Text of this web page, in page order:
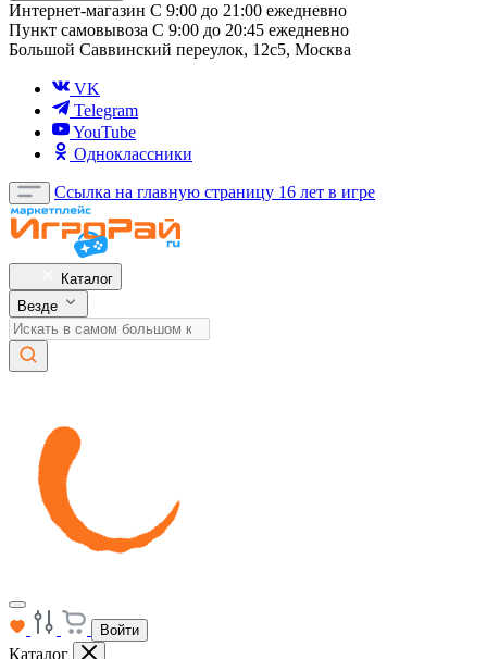
Интернет-магазин С 9:00 до 21:00 ежедневно
Пункт самовывоза С 9:00 до 20:45 ежедневно
Большой Саввинский переулок, 12с5, Москва
VK
Telegram
YouTube
Одноклассники
Ссылка на главную страницу 16 лет в игре
Каталог
Везде
Войти
Каталог